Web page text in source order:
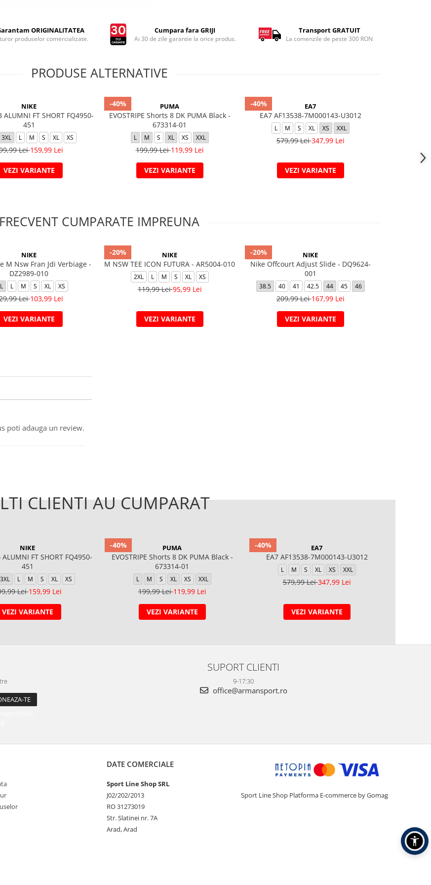
ORIGINALITATEA
produselor comercializate.
Cumpara fara GRIJI
Ai 30 de zile garantie la orice produs.
Transport GRATUIT
La comenzile de peste 300 RON
PRODUSE ALTERNATIVE
NIKE
ALUMNI FT SHORT FQ4950-
451
3XL L M S XL XS
Lei159,99 Lei
VEZI VARIANTE
-40% PUMA
EVOSTRIPE Shorts 8 DK PUMA Black -
673314-01
L M S XL XS XXL
199,99 Lei119,99 Lei
VEZI VARIANTE
-40% EA7
EA7 AF13538-7M000143-U3012
L M S XL XS XXL
579,99 Lei347,99 Lei
VEZI VARIANTE
FRECVENT CUMPARATE IMPREUNA
NIKE
M Nsw Fran Jdi Verbiage -
DZ2989-010
L M S XL XS
Lei103,99 Lei
VEZI VARIANTE
-20% NIKE
M NSW TEE ICON FUTURA - AR5004-010
2XL L M S XL XS
119,99 Lei95,99 Lei
VEZI VARIANTE
-20% NIKE
Nike Offcourt Adjust Slide - DQ9624-
001
38.5 40 41 42.5 44 45 46
209,99 Lei167,99 Lei
VEZI VARIANTE
poti adauga un review.
CLIENTI AU CUMPARAT
NIKE
FT SHORT FQ4950-
451
3XL L M S XL XS
Lei159,99 Lei
VEZI VARIANTE
-40% PUMA
EVOSTRIPE Shorts 8 DK PUMA Black -
673314-01
L M S XL XS XXL
199,99 Lei119,99 Lei
VEZI VARIANTE
-40% EA7
EA7 AF13538-7M000143-U3012
L M S XL XS XXL
579,99 Lei347,99 Lei
VEZI VARIANTE
SUPORT CLIENTI
9-17:30
office@armansport.ro
DATE COMERCIALE
Sport Line Shop SRL
J02/202/2013
RO 31273019
Str. Slatinei nr. 7A
Arad, Arad
Sport Line Shop Platforma E-commerce by Gomag